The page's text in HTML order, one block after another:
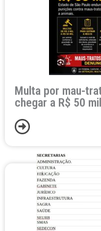
Multa por mau-
chegar a R$ 50